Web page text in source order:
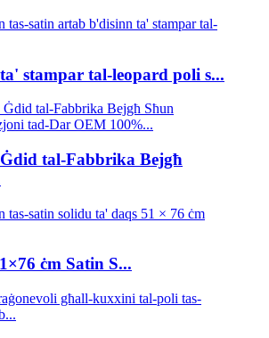
stampar tal-leopard poli s...
tal-Fabbrika Bejgħ
ċm Satin S...